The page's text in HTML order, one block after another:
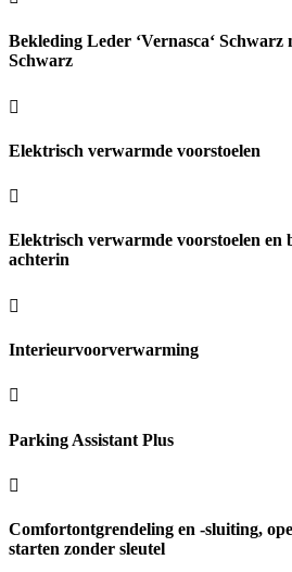
Bekleding Leder ‘Vernasca‘ Schwarz
Schwarz
Elektrisch verwarmde voorstoelen
Elektrisch verwarmde voorstoelen en
achterin
Interieurvoorverwarming
Parking Assistant Plus
Comfortontgrendeling en -sluiting,
starten zonder sleutel